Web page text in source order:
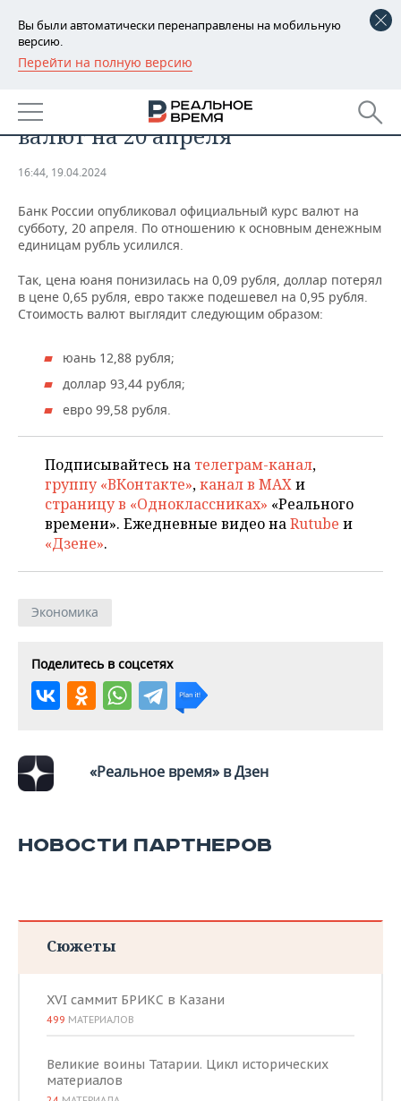
Вы были автоматически перенаправлены на мобильную
версию.
Перейти на полную версию
РЕГИОНЫ
БАШКОРТОСТАН
ТАТАРСТАН
НОВОСТИ
АНАЛИТИКА
ДЕКЛАРАЦИИ О ДОХОДАХ
ВУЗЫ ТАТАРСТАНА
КОМУ ПРИНАДЛЕЖАТ
ТОРГОВЫЕ ЦЕНТРЫ
ТАТАРСТАНА
НОВОСТИ ЭКОНОМИКИ
БАНКИ
БЮДЖЕТ
ИНВЕСТИЦИИ
ПРОМЫШЛЕННОСТЬ
ПРОМЫШЛЕННОСТИ
АГРОПРОМ
МАШИНОСТРОЕНИЕ
НЕФТЕХИМИЯ
ОПК
ЭНЕРГЕТИКА
НОВОСТИ НЕДВИЖИМОСТИ
АВТО
НОВОСТИ АВТО
БИЗНЕС
НОВОСТИ БИЗНЕСА
РОЗНИЧНАЯ ТОРГОВЛЯ
ТРАНСПОРТ
УСЛУГИ
ТЕХНОЛОГИИ
НОВОСТИ ТЕХНОЛОГИЙ
МЕДИА
ТЕЛЕКОММУНИКАЦИИ
МЕРОПРИЯТИЯ
НОВОСТИ МЕРОПРИЯТИЙ
ВЫЕЗДНАЯ РЕДАКЦИЯ
БИЗНЕС-БРАНЧИ
СПОРТ
НОВОСТИ СПОРТА
ФУТБОЛ
ВОЛЕЙБОЛ
ФИГУРНОЕ КАТАНИЕ
ХОККЕЙ С МЯЧОМ
ОБЩЕСТВО
НОВОСТИ ОБЩЕСТВА
ИСТОРИЯ
МЕДИЦИНА
ПРОИСШЕСТВИЯ
СПИСОК ПЕРСОН
ПОЛНАЯ ВЕРСИЯ
Банк России опубликовал курс
валют на 20 апреля
16:44, 19.04.2024
Банк России опубликовал официальный курс валют на
субботу, 20 апреля. По отношению к основным денежным
единицам рубль усилился.
Так, цена юаня понизилась на 0,09 рубля, доллар потерял
в цене 0,65 рубля, евро также подешевел на 0,95 рубля.
Стоимость валют выглядит следующим образом:
юань 12,88 рубля;
доллар 93,44 рубля;
евро 99,58 рубля.
Подписывайтесь на телеграм-канал,
группу «ВКонтакте»,канал в MAXи
страницу в «Одноклассниках» «Реального
времени». Ежедневные видео наRutube и
«Дзене».
Экономика
Поделитесь в соцсетях
«Реальное время» в Дзен
НОВОСТИ ПАРТНЕРОВ
Сюжеты
XVI саммит БРИКС в Казани
499 МАТЕРИАЛОВ
Великие воины Татарии. Цикл исторических
материалов